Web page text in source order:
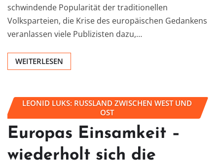
schwindende Popularität der traditionellen
Volksparteien, die Krise des europäischen Gedankens
veranlassen viele Publizisten dazu,…
WEITERLESEN
LEONID LUKS: RUSSLAND ZWISCHEN WEST UND
OST
Europas Einsamkeit –
wiederholt sich die